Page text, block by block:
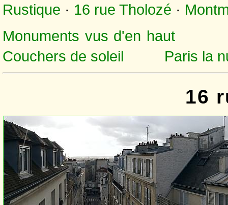
Rustique · 16 rue Tholozé ·
Monuments vus d'en haut
Couchers de soleil
Paris la
16